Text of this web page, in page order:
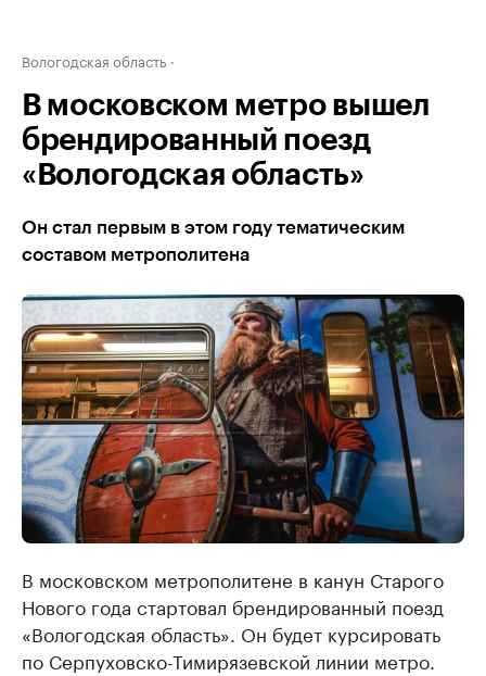
Вологодская область
В московском метро вышел
брендированный поезд
«Вологодская область»
Он стал первым в этом году тематическим
составом метрополитена
В московском метрополитене в канун Старого
Нового года стартовал брендированный поезд
«Вологодская область». Он будет курсировать
по Серпуховско-Тимирязевской линии метро.